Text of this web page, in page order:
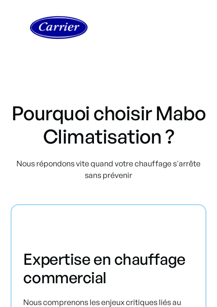
Pourquoi choisir Mabo
Climatisation ?
Nous répondons vite quand votre chauffage s'arrête
sans prévenir
Expertise en chauffage
commercial
Nous comprenons les enjeux critiques liés au